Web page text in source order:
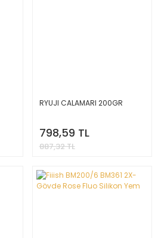
RYUJI CALAMARI 200GR
798,59 TL
887,32 TL